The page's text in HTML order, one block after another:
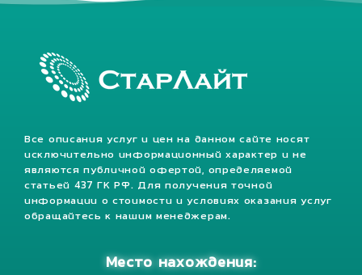
Все описания услуг и цен на данном сайте носят
исключительно информационный характер и не
являются публичной офертой, определяемой
статьей 437 ГК РФ. Для получения точной
информации о стоимости и условиях оказания услуг
обращайтесь к нашим менеджерам.
Место нахождения: